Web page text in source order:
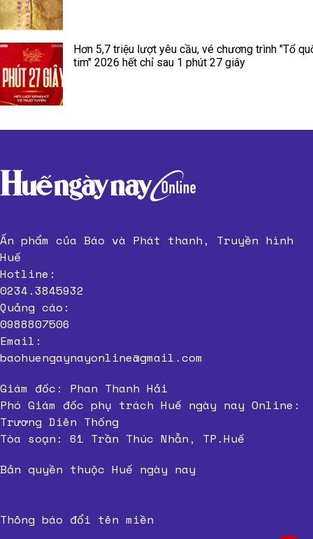
Hơn 5,7 triệu lượt yêu cầu, vé chương trình "Tổ
tim" 2026 hết chỉ sau 1 phút 27 giây
Ấn phẩm của Báo và Phát thanh, Truyền hình
Huế
Hotline:
0234.3845932
Quảng cáo:
0988807506
Email:
baohuengaynayonline@gmail.com
Giám đốc: Phan Thanh Hải
Phó Giám đốc phụ trách Huế ngày nay Online:
Trương Diên Thống
Tòa soạn: 61 Trần Thúc Nhẫn, TP.Huế
Bản quyền thuộc Huế ngày nay
Thông báo đổi tên miền